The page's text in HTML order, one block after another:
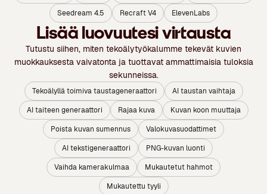
Seedream 4.5
Recraft V4 ElevenLabs
Lisää luovuutesi virtausta
Tutustu siihen, miten tekoälytyökalumme tekevät kuvien
muokkauksesta vaivatonta ja tuottavat ammattimaisia tuloksia
sekunneissa.
Tekoälyllä toimiva taustageneraattori
AI taustan vaihtaja
AI taiteen generaattori
Rajaa kuva
Kuvan koon muuttaja
Poista kuvan sumennus
Valokuvasuodattimet
AI tekstigeneraattori
PNG-kuvan luonti
Vaihda kamerakulmaa
Mukautetut hahmot
Mukautettu tyyli